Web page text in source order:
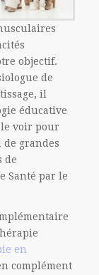
objectif.
de
il
éducative
le voir pour
grandes
de
Santé par le
en
complément